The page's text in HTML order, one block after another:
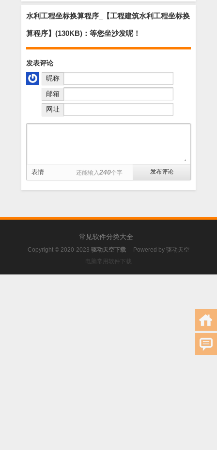
(86.3M)
水利工程坐标换算程序_【工程建筑水利工程坐标换
算程序】(130KB)：等您坐沙发呢！
发表评论
昵称
邮箱
网址
表情 还能输入240个字
常见软件分类大全
Copyright © 2020-2023 驱动天空下载 Powered by 驱动天空
电脑常用软件下载